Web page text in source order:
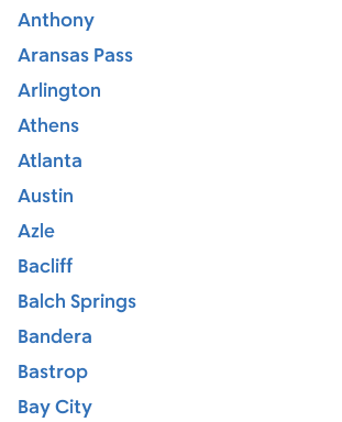
Anthony
Aransas Pass
Arlington
Athens
Atlanta
Austin
Azle
Bacliff
Balch Springs
Bandera
Bastrop
Bay City